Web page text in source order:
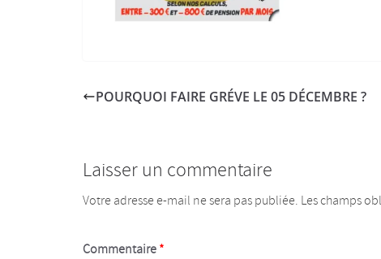
POURQUOI FAIRE GRÉVE LE 05 DÉCEMBRE ?
Laisser un commentaire
Votre adresse e-mail ne sera pas publiée. Les champs
Commentaire*